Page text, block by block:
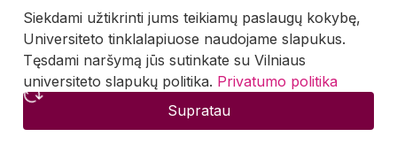
Siekdami užtikrinti jums teikiamų paslaugų kokybę,
Universiteto tinklalapiuose naudojame slapukus.
Tęsdami naršymą jūs sutinkate su Vilniaus
universiteto slapukų politika. Privatumo politika
Supratau